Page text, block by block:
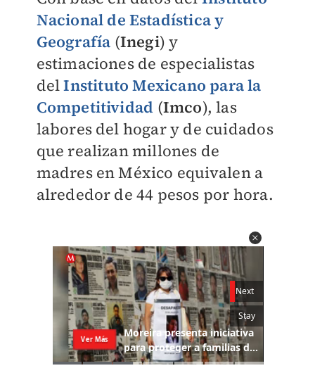
Nacional de Estadística y
Geografía (Inegi) y
estimaciones de especialistas
delInstituto Mexicano para la
Competitividad (Imco), las
labores del hogar y de cuidados
que realizan millones de
madres en México equivalen a
alrededor de 44 pesos por hora.